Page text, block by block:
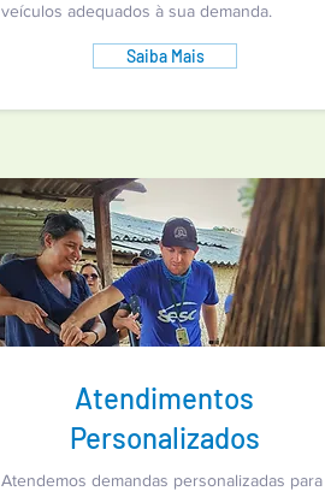
veículos adequados à sua demanda.
Saiba Mais
Atendimentos
Personalizados
Atendemos demandas personalizadas para